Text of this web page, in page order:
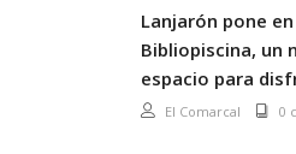
Lanjarón pone
Bibliopiscina, un
espacio para
El Comarcal 0